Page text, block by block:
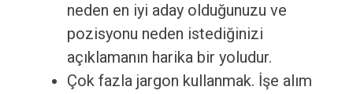
neden en iyi aday olduğunuzu ve
pozisyonu neden istediğinizi
açıklamanın harika bir yoludur.
Çok fazla jargon kullanmak. İşe alım